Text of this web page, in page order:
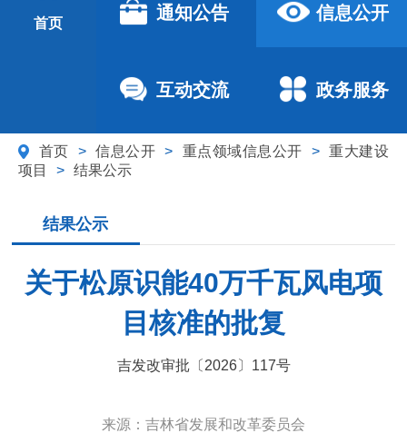
首页
通知公告 信息公开
互动交流 政务服务
首页 > 信息公开 > 重点领域信息公开 > 重大建设
项目
> 结果公示
结果公示
关于松原识能40万千瓦风电项
目核准的批复
吉发改审批〔2026〕117号
来源： 吉林省发展和改革委员会